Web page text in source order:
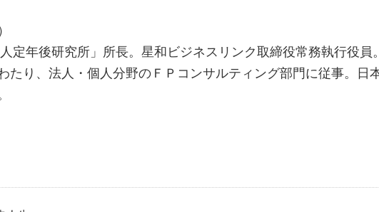
定年後研究所」所長。星和ビジネスリンク取締役常務執行役員。
たり、法人・個人分野のＦＰコンサルティング部門に従事。日